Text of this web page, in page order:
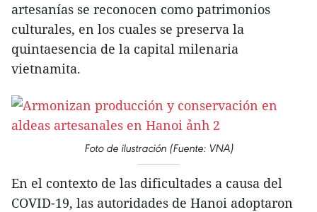
artesanías se reconocen como patrimonios
culturales, en los cuales se preserva la
quintaesencia de la capital milenaria
vietnamita.
Foto de ilustración (Fuente: VNA)
En el contexto de las dificultades a causa del
COVID-19, las autoridades de Hanoi adoptaron